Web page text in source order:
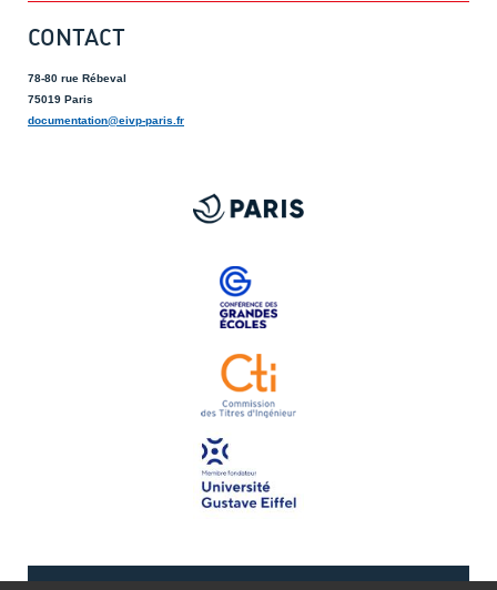
CONTACT
78-80 rue Rébeval
75019 Paris
documentation@eivp-paris.fr